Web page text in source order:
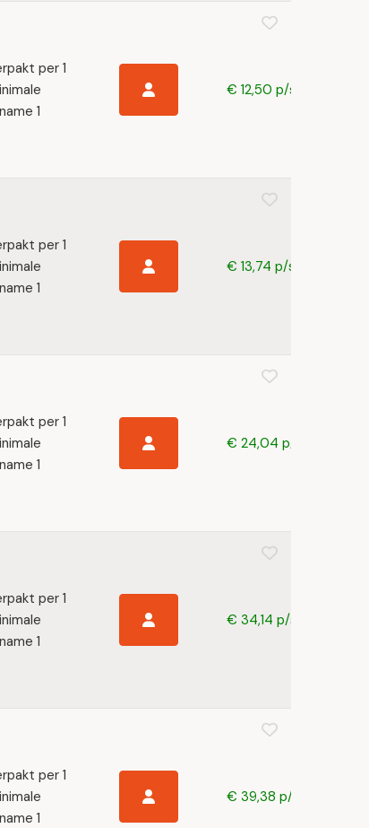
per 1
1
€ 12,50 p/s
per 1
1
€ 13,74 p/s
per 1
1
€ 24,04 p/s
per 1
1
€ 34,14 p/s
per 1
1
€ 39,38 p/s